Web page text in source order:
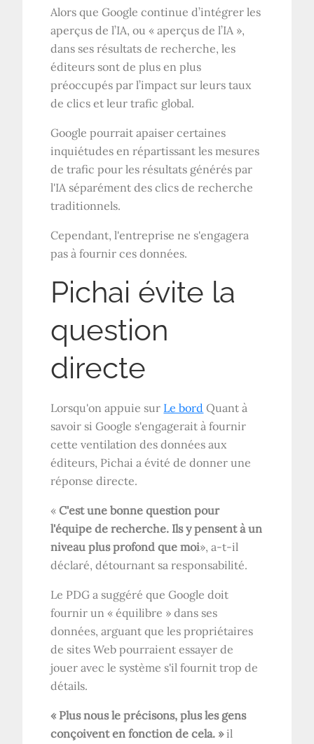
Alors que Google continue d’intégrer les
aperçus de l’IA, ou « aperçus de l’IA »,
dans ses résultats de recherche, les
éditeurs sont de plus en plus
préoccupés par l’impact sur leurs taux
de clics et leur trafic global.
Google pourrait apaiser certaines
inquiétudes en répartissant les mesures
de trafic pour les résultats générés par
l'IA séparément des clics de recherche
traditionnels.
Cependant, l'entreprise ne s'engagera
pas à fournir ces données.
Pichai évite la
question
directe
Lorsqu'on appuie sur Le bord Quant à
savoir si Google s'engagerait à fournir
cette ventilation des données aux
éditeurs, Pichai a évité de donner une
réponse directe.
«C'est une bonne question pour
l'équipe de recherche. Ils y pensent à un
niveau plus profond que moi», a-t-il
déclaré, détournant sa responsabilité.
Le PDG a suggéré que Google doit
fournir un « équilibre » dans ses
données, arguant que les propriétaires
de sites Web pourraient essayer de
jouer avec le système s'il fournit trop de
détails.
« Plus nous le précisons, plus les gens
conçoivent en fonction de cela. »il